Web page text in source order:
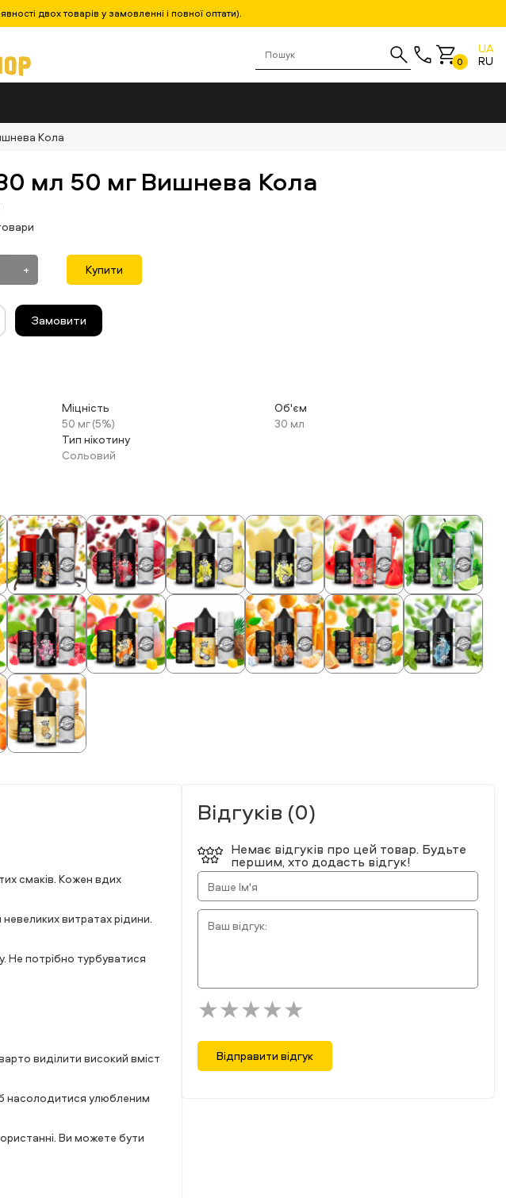
двох товарів у замовленні і повної оптати).
0
UA
RU
Кола
мл 50 мг Вишнева Кола
+ Купити
Замовити
Міцність
50 мг (5%)
Об'єм
30 мл
Тип нікотину
Сольовий
смаків. Кожен вдих
витратах рідини.
Не потрібно турбуватися
виділити високий вміст
насолодитися улюбленим
Ви можете бути
Відгуків (0)
Немає відгуків про цей товар. Будьте
першим, хто додасть відгук!
Відправити відгук